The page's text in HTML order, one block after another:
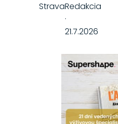
StravaRedakcia
·
21.7.2026